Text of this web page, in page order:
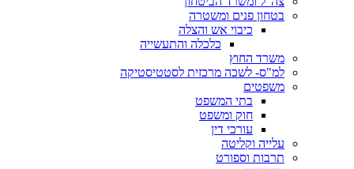
בטחון פנים ומשטרה
כיבוי אש והצלה
כלכלה והתעשייה
משרד החוץ
למ"ס- לשכה מרכזית לסטטיסטיקה
משפטים
בתי המשפט
חוק ומשפט
עורכי דין
עלייה וקליטה
תרבות וספורט